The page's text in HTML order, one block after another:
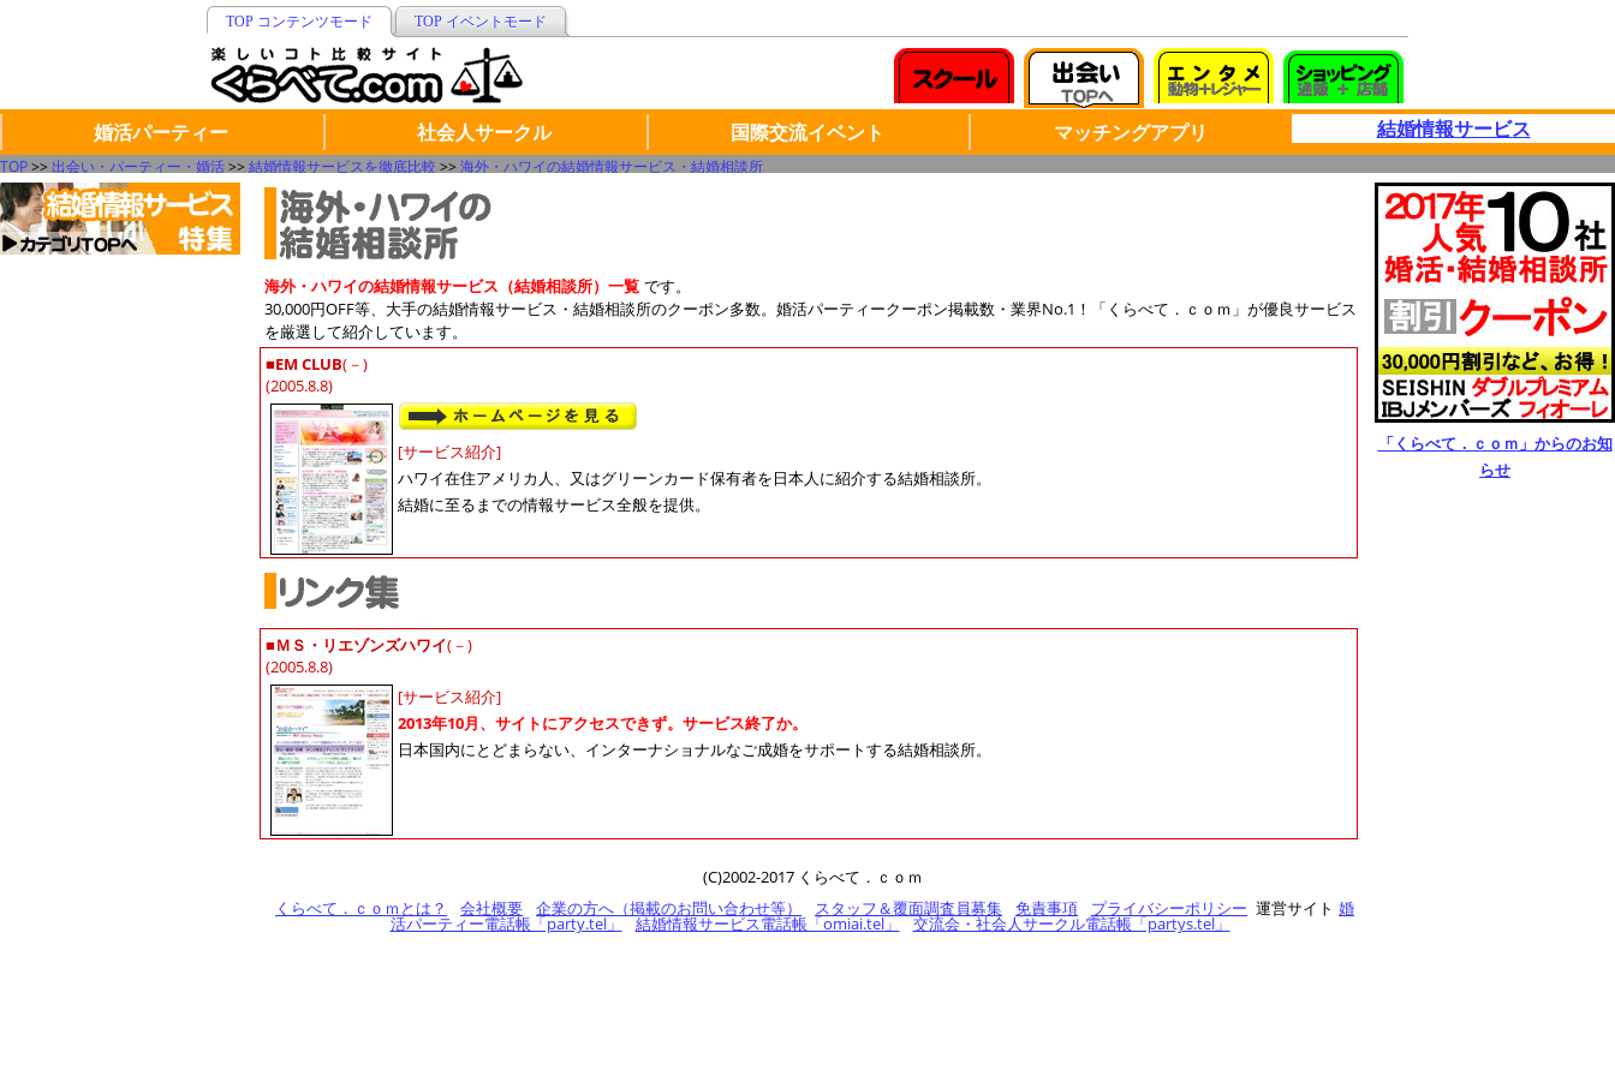
TOP コンテンツモード TOP イベントモード
婚活パーティー 社会人サークル 国際交流イベント マッチングアプリ 結婚情報サービス
TOP>> 出会い・パーティー・婚活>> 結婚情報サービスを徹底比較 >> 海外・ハワイの結婚情報サービス・結婚相談所
海外・ハワイの結婚情報サービス（結婚相談所）一覧 です。
30,000円OFF等、大手の結婚情報サービス・結婚相談所のクーポン多数。婚活パーティークーポン掲載数・業界No.1！「くらべて．ｃｏｍ」が優良サービス
を厳選して紹介しています。
■EM CLUB(－)
(2005.8.8)
[サービス紹介]
ハワイ在住アメリカ人、又はグリーンカード保有者を日本人に紹介する結婚相談所。
結婚に至るまでの情報サービス全般を提供。
■ＭＳ・リエゾンズハワイ(－)
(2005.8.8)
[サービス紹介]
2013年10月、サイトにアクセスできず。サービス終了か。
日本国内にとどまらない、インターナショナルなご成婚をサポートする結婚相談所。
(C)2002-2017 くらべて．ｃｏｍ
くらべて．ｃｏｍとは？
会社概要 企業の方へ（掲載のお問い合わせ等） スタッフ＆覆面調査員募集 免責事項 プライバシーポリシー 運営サイト 婚
活パーティー電話帳「party.tel」 結婚情報サービス電話帳「omiai.tel」 交流会・社会人サークル電話帳「partys.tel」
「くらべて．ｃｏｍ」からのお知
らせ